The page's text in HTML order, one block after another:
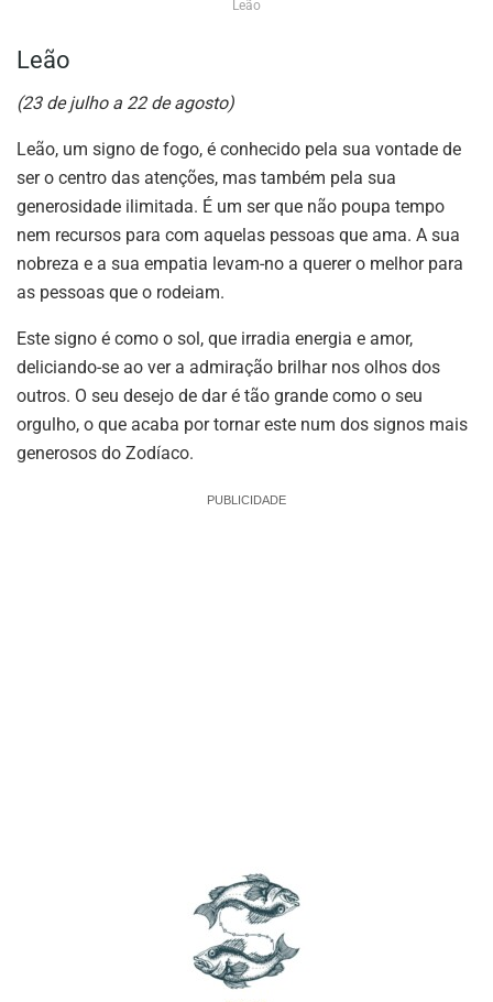
Leão
Leão
(23 de julho a 22 de agosto)
Leão, um signo de fogo, é conhecido pela sua vontade de
ser o centro das atenções, mas também pela sua
generosidade ilimitada. É um ser que não poupa tempo
nem recursos para com aquelas pessoas que ama. A sua
nobreza e a sua empatia levam-no a querer o melhor para
as pessoas que o rodeiam.
Este signo é como o sol, que irradia energia e amor,
deliciando-se ao ver a admiração brilhar nos olhos dos
outros. O seu desejo de dar é tão grande como o seu
orgulho, o que acaba por tornar este num dos signos mais
generosos do Zodíaco.
PUBLICIDADE